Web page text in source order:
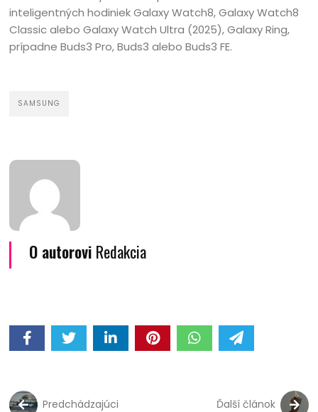
inteligentných hodiniek Galaxy Watch8, Galaxy Watch8
Classic alebo Galaxy Watch Ultra (2025), Galaxy Ring,
prípadne Buds3 Pro, Buds3 alebo Buds3 FE.
SAMSUNG
O autorovi Redakcia
Predchádzajúci
Ďalší článok